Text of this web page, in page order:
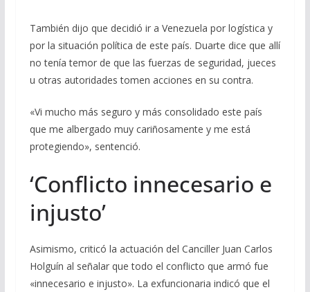
También dijo que decidió ir a Venezuela por logística y
por la situación política de este país. Duarte dice que allí
no tenía temor de que las fuerzas de seguridad, jueces
u otras autoridades tomen acciones en su contra.
«Vi mucho más seguro y más consolidado este país
que me albergado muy cariñosamente y me está
protegiendo», sentenció.
‘Conflicto innecesario e
injusto’
Asimismo, criticó la actuación del Canciller Juan Carlos
Holguín al señalar que todo el conflicto que armó fue
«innecesario e injusto». La exfuncionaria indicó que el